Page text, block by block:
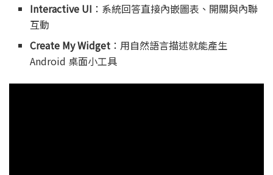
Interactive UI ：系統回答直接內嵌圖表、開關與內聯
互動
Create My Widget ：用自然語言描述就能產生
Android 桌面小工具